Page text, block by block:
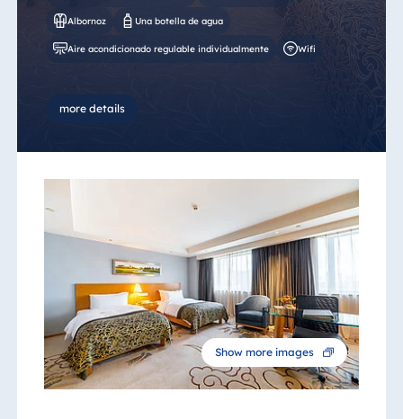
Albornoz Una botella de agua
Aire acondicionado regulable individualmente Wifi
more details
Show more images